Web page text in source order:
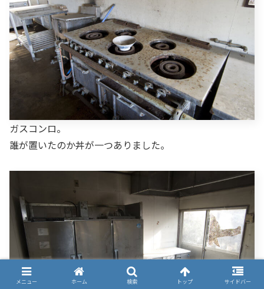
ガスコンロ。
誰が置いたのか丼が一つありました。
メニュー ホーム 検索 トップ サイドバー